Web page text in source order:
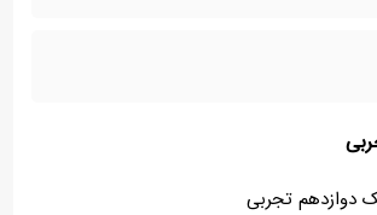
دوازدهم تجربی